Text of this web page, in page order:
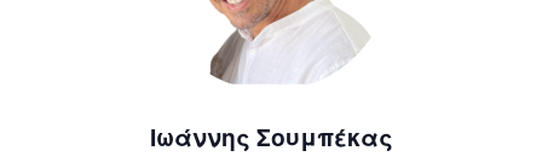
Ιωάννης Σουμπέκας